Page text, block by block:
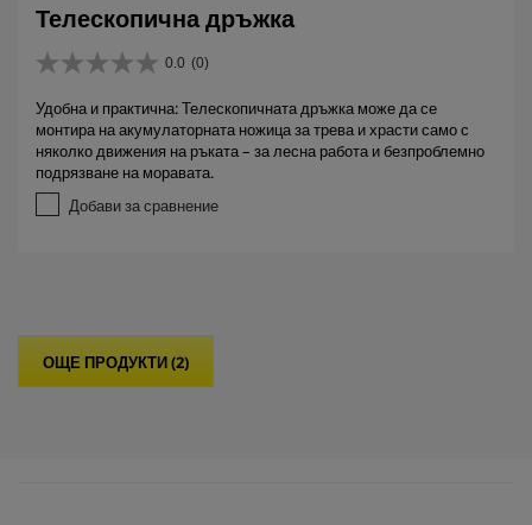
Телескопична дръжка
0.0 (0)
0
0
о
т
5
в
Удобна и практична: Телескопичната дръжка може да се
монтира на акумулаторната ножица за трева и храсти само с
няколко движения на ръката – за лесна работа и безпроблемно
подрязване на моравата.
Добави за сравнение
ОЩЕ ПРОДУКТИ (2)